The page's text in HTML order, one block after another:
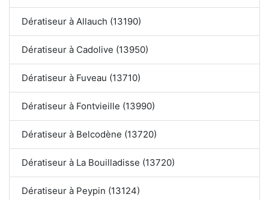
Dératiseur à Allauch (13190)
Dératiseur à Cadolive (13950)
Dératiseur à Fuveau (13710)
Dératiseur à Fontvieille (13990)
Dératiseur à Belcodène (13720)
Dératiseur à La Bouilladisse (13720)
Dératiseur à Peypin (13124)